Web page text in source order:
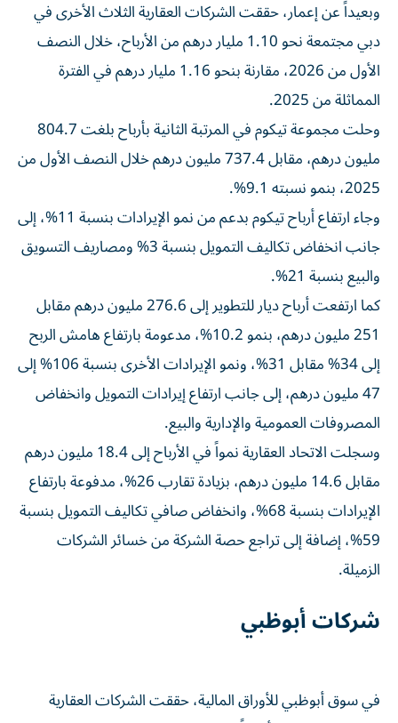
وبعيداً عن إعمار، حققت الشركات العقارية الثلاث الأخرى في
دبي مجتمعة نحو 1.10 مليار درهم من الأرباح، خلال النصف
الأول من 2026، مقارنة بنحو 1.16 مليار درهم في الفترة
المماثلة من 2025.
وحلت مجموعة تيكوم في المرتبة الثانية بأرباح بلغت 804.7
مليون درهم، مقابل 737.4 مليون درهم خلال النصف الأول من
2025، بنمو نسبته 9.1%.
وجاء ارتفاع أرباح تيكوم بدعم من نمو الإيرادات بنسبة 11%، إلى
جانب انخفاض تكاليف التمويل بنسبة 3% ومصاريف التسويق
والبيع بنسبة 21%.
كما ارتفعت أرباح ديار للتطوير إلى 276.6 مليون درهم مقابل
251 مليون درهم، بنمو 10.2%، مدعومة بارتفاع هامش الربح
إلى 34% مقابل 31%، ونمو الإيرادات الأخرى بنسبة 106% إلى
47 مليون درهم، إلى جانب ارتفاع إيرادات التمويل وانخفاض
المصروفات العمومية والإدارية والبيع.
وسجلت الاتحاد العقارية نمواً في الأرباح إلى 18.4 مليون درهم
مقابل 14.6 مليون درهم، بزيادة تقارب 26%، مدفوعة بارتفاع
الإيرادات بنسبة 68%، وانخفاض صافي تكاليف التمويل بنسبة
59%، إضافة إلى تراجع حصة الشركة من خسائر الشركات
الزميلة.
شركات أبوظبي
في سوق أبوظبي للأوراق المالية، حققت الشركات العقارية